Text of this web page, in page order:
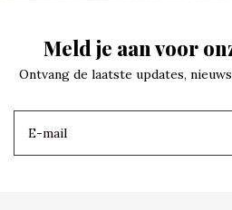
Meld je aan voor
Ontvang de laatste updates,